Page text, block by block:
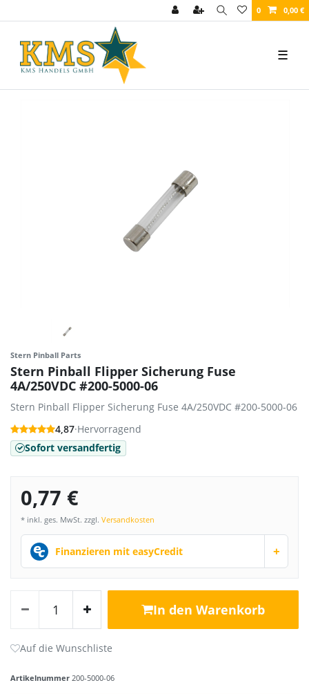
0 0,00 €
☰
Stern Pinball Parts
Stern Pinball Flipper Sicherung Fuse
4A/250VDC #200-5000-06
Stern Pinball Flipper Sicherung Fuse 4A/250VDC #200-5000-06
4,87·Hervorragend
Sofort versandfertig
0,77 €
* inkl. ges. MwSt. zzgl. Versandkosten
Finanzieren mit easyCredit +
In den Warenkorb
Artikelnummer 200-5000-06